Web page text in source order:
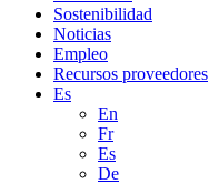
Sostenibilidad
Noticias
Empleo
Recursos proveedores
Es
En
Fr
Es
De